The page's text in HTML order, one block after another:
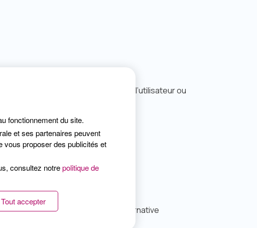
automatique avec les données de l’utilisateur ou
numéros possèdent bien une alternative
fonctionnement du site.
et ses partenaires peuvent
vous proposer des publicités et
consultez notrepolitique de
Tout accepter